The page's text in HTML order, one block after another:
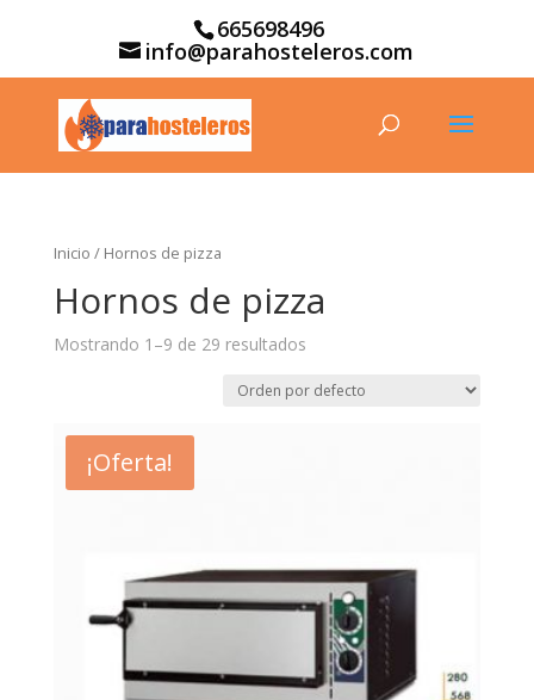
665698496
info@parahosteleros.com
Inicio / Hornos de pizza
Hornos de pizza
Mostrando 1–9 de 29 resultados
¡Oferta!